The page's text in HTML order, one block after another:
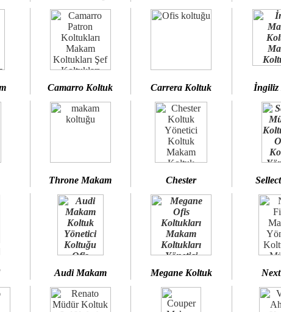
Camarro Koltuk Carrera Koltuk İngiliz
Throne Makam Chester
Audi Makam Megane Koltuk